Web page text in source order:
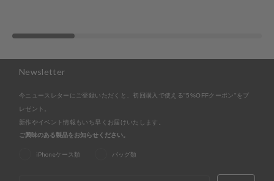
Newsletter
今ニュースレターにご登録いただくと、初回購入で使える"5%OFFクーポン"をプ
レゼント。
新作やイベント情報もいち早くお届けいたします。
ご興味のある製品をお知らせください。
iPhoneケース類 バッグ類